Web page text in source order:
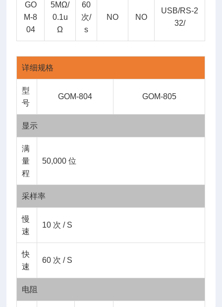
GO
M-8
04
5MΩ/
0.1u
Ω
60
次/
s
NO NO
USB/RS-2
32/
详细规格
型
号
GOM-804 GOM-805
显示
满
量
程
50,000 位
采样率
慢
速
10 次 / S
快
速
60 次 / S
电阻